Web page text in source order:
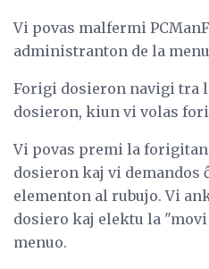
Vi povas malfermi
administranton de la
Forigi dosieron navigi tra
dosieron, kiun vi volas
Vi povas premi la
dosieron kaj vi demandos
elementon al rubujo. Vi
dosiero kaj elektu la
menuo.